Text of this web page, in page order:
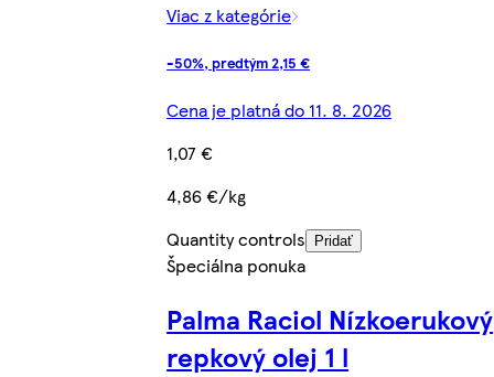
Viac z kategórie
-50%, predtým 2,15 €
Cena je platná do 11. 8. 2026
1,07 €
4,86 €/kg
Quantity controls
Pridať
Špeciálna ponuka
Palma Raciol Nízkoerukový
repkový olej 1 l